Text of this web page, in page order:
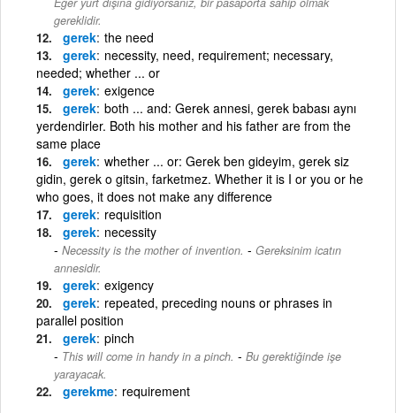
gereklidir.
gerek the need
gerek necessity, need, requirement; necessary,
needed; whether ... or
gerek exigence
gerek both ... and: Gerek annesi, gerek babası aynı
yerdendirler. Both his mother and his father are from the
same place
gerek whether ... or: Gerek ben gideyim, gerek siz
gidin, gerek o gitsin, farketmez. Whether it is I or you or he
who goes, it does not make any difference
gerek requisition
gerek necessity
Necessity is the mother of invention. - Gereksinim icatın
annesidir.
gerek exigency
gerek repeated, preceding nouns or phrases in
parallel position
gerek pinch
This will come in handy in a pinch. - Bu gerektiğinde işe
yarayacak.
gerekme requirement